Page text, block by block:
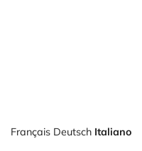
Français Deutsch Italiano